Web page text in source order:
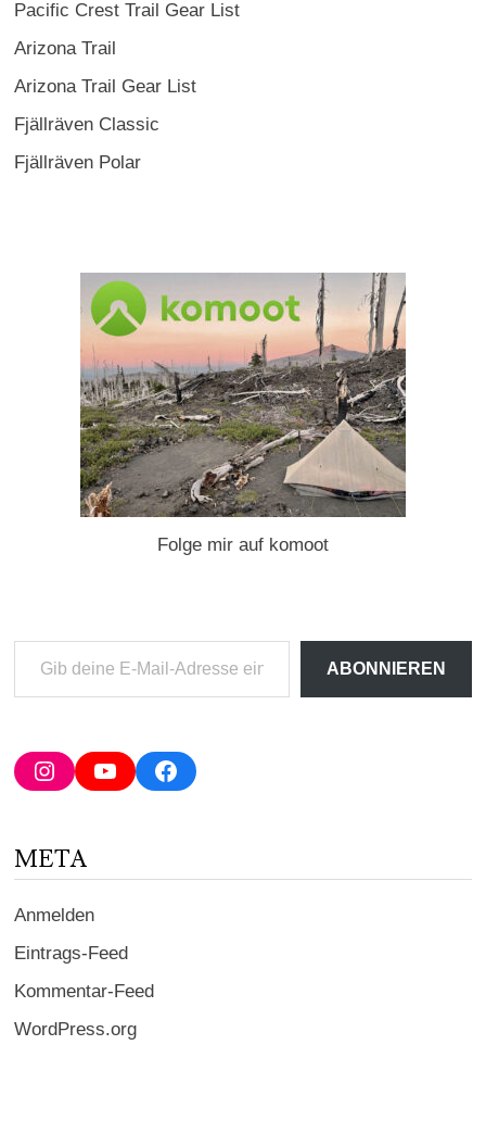
Pacific Crest Trail Gear List
Arizona Trail
Arizona Trail Gear List
Fjällräven Classic
Fjällräven Polar
Folge mir auf komoot
deine
Adresse
ein ...
ABONNIEREN
InstagramYouTubeFacebook
META
Anmelden
Eintrags-Feed
Kommentar-Feed
WordPress.org